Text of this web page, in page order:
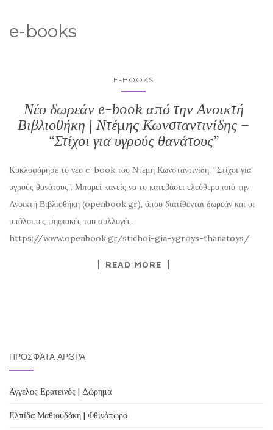
e-books
E-BOOKS
Νέο δωρεάν e-book από την Ανοικτή
Βιβλιοθήκη | Ντέμης Κωνσταντινίδης –
“Στίχοι για υγρούς θανάτους”
Κυκλοφόρησε το νέο e-book του Ντέμη Κωνσταντινίδη, “Στίχοι για
υγρούς θανάτους”. Μπορεί κανείς να το κατεβάσει ελεύθερα από την
Ανοικτή Βιβλιοθήκη (openbook.gr), όπου διατίθενται δωρεάν και οι
υπόλοιπες ψηφιακές του συλλογές.
https://www.openbook.gr/stichoi-gia-ygroys-thanatoys/
READ MORE
ΠΡΌΣΦΑΤΑ ΆΡΘΡΑ
Άγγελος Ερατεινός | Δώρημα
Ελπίδα Μαθιουδάκη | Φθινόπωρο